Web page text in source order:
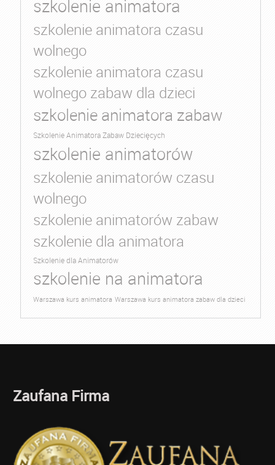
szkolenie animatora
szkolenie animatora czasu
wolnego
szkolenie animatora czasu
wolnego zabaw dla dzieci
szkolenie animatora zabaw
Szkolenie Animatora Zabaw Dziecięcych
szkolenie animatorów
szkolenie animatorów czasu
wolnego
szkolenie animatorów zabaw
szkolenie dla animatora
Szkolenie dla Animatorów
szkolenie na animatora
Warszawa kurs animatora Warszawa kurs animatora zabaw dla dzieci
Zaufana Firma